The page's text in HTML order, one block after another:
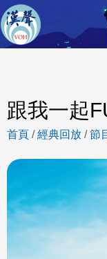
跟我一起
首頁 /經典回放 /節